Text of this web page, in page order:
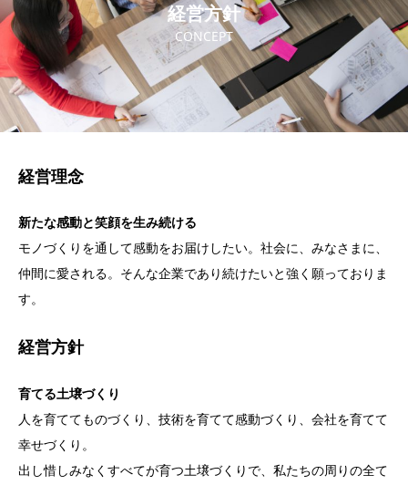
経営方針
CONCEPT
経営理念
新たな感動と笑顔を生み続ける
モノづくりを通して感動をお届けしたい。社会に、みなさまに、
仲間に愛される。そんな企業であり続けたいと強く願っておりま
す。
経営方針
育てる土壌づくり
人を育ててものづくり、技術を育てて感動づくり、会社を育てて
幸せづくり。
出し惜しみなくすべてが育つ土壌づくりで、私たちの周りの全て